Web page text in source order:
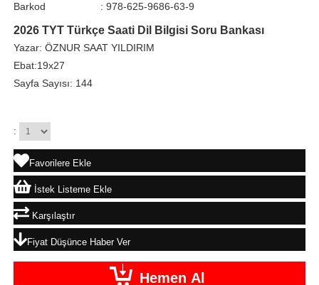
Barkod : 978-625-9686-63-9
2026 TYT Türkçe Saati Dil Bilgisi Soru Bankası
Yazar: ÖZNUR SAAT YILDIRIM
Ebat:19x27
Sayfa Sayısı: 144
:
Favorilere Ekle
İstek Listeme Ekle
Karşılaştır
Fiyat Düşünce Haber Ver